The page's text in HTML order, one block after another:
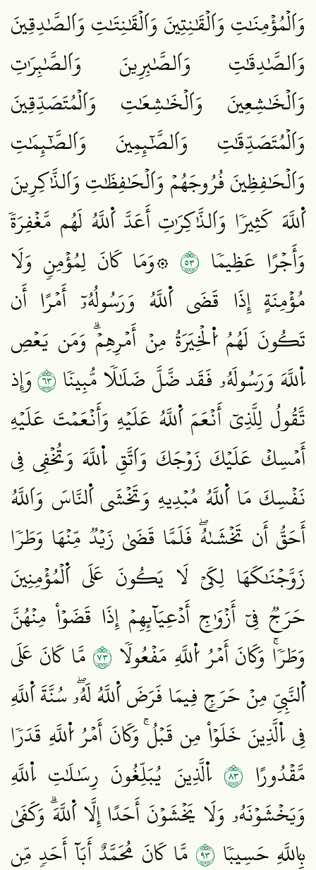
وَاَلۡمُؤۡمِنَٰتِ وَاَلۡقَٰنِتِينَ وَاَلۡقَٰنِتَٰتِ وَاَلصَّٰدِقِينَ
وَاَلصَّٰدِقَٰتِ وَاَلصَّٰبِرِينَ وَاَلصَّٰبِرَٰتِ
وَاَلۡخَٰشِعِينَ وَاَلۡخَٰشِعَٰتِ وَاَلۡمُتَصَدِّقِينَ
وَاَلۡمُتَصَدِّقَٰتِ وَاَلصَّٰٓئِمِينَ وَاَلصَّٰٓئِمَٰتِ
وَاَلۡحَٰفِظِينَ فُرُوجَهُمۡ وَاَلۡحَٰفِظَٰتِ وَاَلذَّٰكِرِينَ
اَ۬للَّهَ كَثِيرٗا وَاَلذَّٰكِرَٰتِ أَعَدَّ اَ۬للَّهُ لَهُم مَّغۡفِرَةٗ
وَأَجۡرًا عَظِيمٗا ٣٥ ۞وَمَا كَانَ لِمُؤۡمِنٖ وَلَا
مُؤۡمِنَةٍ إِذَا قَضَى اَ۬للَّهُ وَرَسُولُهُۥٓ أَمۡرًا أَن
تَكُونَ لَهُمُ اُ۬لۡخِيَرَةُ مِنۡ أَمۡرِهِمۡۗ وَمَن يَعۡصِ
اِ۬للَّهَ وَرَسُولَهُۥ فَقَد ضَّلَّ ضَلَٰلٗا مُّبِينٗا٣٦وَإِذ
تَّقُولُ لِلَّذِيٓ أَنۡعَمَ اَ۬للَّهُ عَلَيۡهِ وَأَنۡعَمۡتَ عَلَيۡهِ
أَمۡسِكۡ عَلَيۡكَ زَوۡجَكَ وَاَتَّقِ اِ۬للَّهَ وَتُخۡفِي فِي
نَفۡسِكَ مَا اَ۬للَّهُ مُبۡدِيهِ وَتَخۡشَى اَ۬لنَّاسَ وَاَللَّهُ
أَحَقُّ أَن تَخۡشَىٰهُۖ فَلَمَّا قَضَىٰ زَيۡدٞ مِّنۡهَا وَطَرٗا
زَوَّجۡنَٰكَهَا لِكَيۡ لَا يَكُونَ عَلَى اَ۬لۡمُؤۡمِنِينَ
حَرَجٞ فِيٓ أَزۡوَٰجِ أَدۡعِيَآئِهِمۡ إِذَا قَضَوۡاْ مِنۡهُنَّ
وَطَرٗاۚ وَكَانَ أَمۡرُ اُ۬للَّهِ مَفۡعُولٗا ٣٧مَّا كَانَ عَلَى
اَ۬لنَّبِيِّ مِنۡ حَرَجٖ فِيمَا فَرَضَ اَ۬للَّهُ لَهُۥۖ سُنَّةَ اَ۬للَّهِ
فِي اِ۬لَّذِينَ خَلَوۡاْ مِن قَبۡلُۚ وَكَانَ أَمۡرُ اُ۬للَّهِ قَدَرٗا
مَّقۡدُورًا ٣٨ اِ۬لَّذِينَ يُبَلِّغُونَ رِسَٰلَٰتِ اِ۬للَّهِ
وَيَخۡشَوۡنَهُۥ وَلَا يَخۡشَوۡنَ أَحَدًا إِلَّا اَ۬للَّهَۗ وَكَفَىٰ
بِاللَّهِ حَسِيبٗا ٣٩ مَّا كَانَ مُحَمَّدٌ أَبَآ أَحَدٖ مِّن